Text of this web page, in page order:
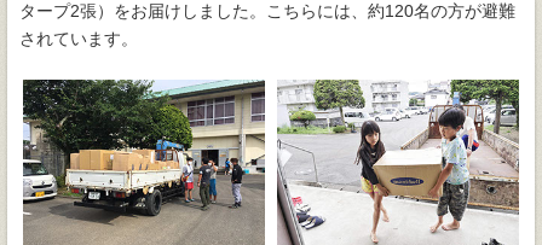
タープ2張）をお届けしました。こちらには、約120名の方が避難
されています。